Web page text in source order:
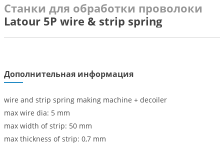
Станки для обработки проволоки
Latour 5P wire & strip spring
Дополнительная информация
wire and strip spring making machine + decoiler
max wire dia: 5 mm
max width of strip: 50 mm
max thickness of strip: 0,7 mm